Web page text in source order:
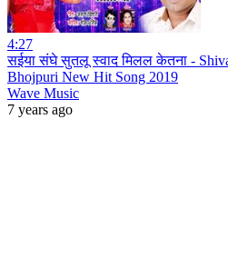
4:27
सईया संघे सुतलू स्वाद मिलल केतना -
Bhojpuri New Hit Song 2019
Wave Music
7 years ago